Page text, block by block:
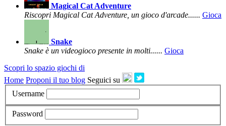
Magical Cat Adventure
Riscopri Magical Cat Adventure, un gioco d'arcade...... Gioca
Snake
Snake è un videogioco presente in molti...... Gioca
Scopri lo spazio giochi di
Home Proponi il tuo blog Seguici su
Username
Password